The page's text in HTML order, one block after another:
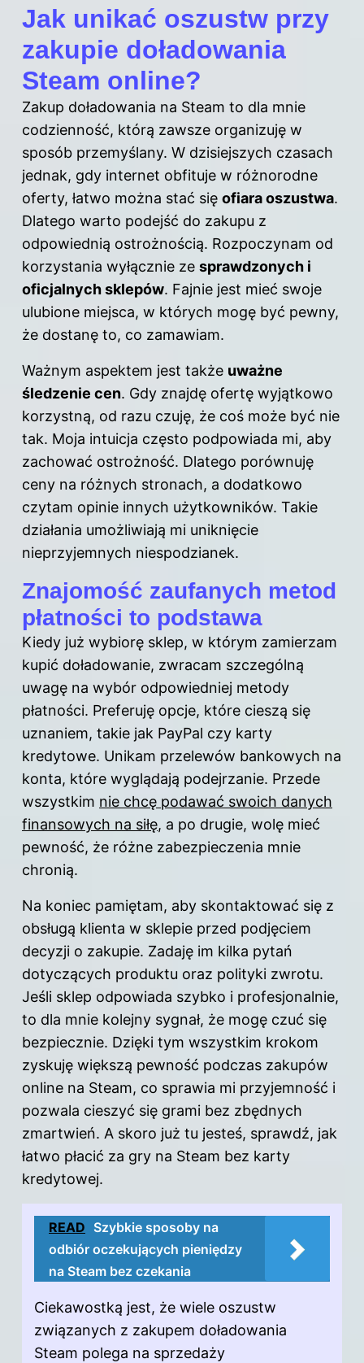
Jak unikać oszustw przy
zakupie doładowania
Steam online?
Zakup doładowania na Steam to dla mnie
codzienność, którą zawsze organizuję w
sposób przemyślany. W dzisiejszych czasach
jednak, gdy internet obfituje w różnorodne
oferty, łatwo można stać się ofiara oszustwa.
Dlatego warto podejść do zakupu z
odpowiednią ostrożnością. Rozpoczynam od
korzystania wyłącznie ze sprawdzonych i
oficjalnych sklepów. Fajnie jest mieć swoje
ulubione miejsca, w których mogę być pewny,
że dostanę to, co zamawiam.
Ważnym aspektem jest także uważne
śledzenie cen. Gdy znajdę ofertę wyjątkowo
korzystną, od razu czuję, że coś może być nie
tak. Moja intuicja często podpowiada mi, aby
zachować ostrożność. Dlatego porównuję
ceny na różnych stronach, a dodatkowo
czytam opinie innych użytkowników. Takie
działania umożliwiają mi uniknięcie
nieprzyjemnych niespodzianek.
Znajomość zaufanych metod
płatności to podstawa
Kiedy już wybiorę sklep, w którym zamierzam
kupić doładowanie, zwracam szczególną
uwagę na wybór odpowiedniej metody
płatności. Preferuję opcje, które cieszą się
uznaniem, takie jak PayPal czy karty
kredytowe. Unikam przelewów bankowych na
konta, które wyglądają podejrzanie. Przede
wszystkim nie chcę podawać swoich danych
finansowych na siłę, a po drugie, wolę mieć
pewność, że różne zabezpieczenia mnie
chronią.
Na koniec pamiętam, aby skontaktować się z
obsługą klienta w sklepie przed podjęciem
decyzji o zakupie. Zadaję im kilka pytań
dotyczących produktu oraz polityki zwrotu.
Jeśli sklep odpowiada szybko i profesjonalnie,
to dla mnie kolejny sygnał, że mogę czuć się
bezpiecznie. Dzięki tym wszystkim krokom
zyskuję większą pewność podczas zakupów
online na Steam, co sprawia mi przyjemność i
pozwala cieszyć się grami bez zbędnych
zmartwień. A skoro już tu jesteś, sprawdź, jak
łatwo płacić za gry na Steam bez karty
kredytowej.
READ Szybkie sposoby na
odbiór oczekujących pieniędzy
na Steam bez czekania
Ciekawostką jest, że wiele oszustw
związanych z zakupem doładowania
Steam polega na sprzedaży